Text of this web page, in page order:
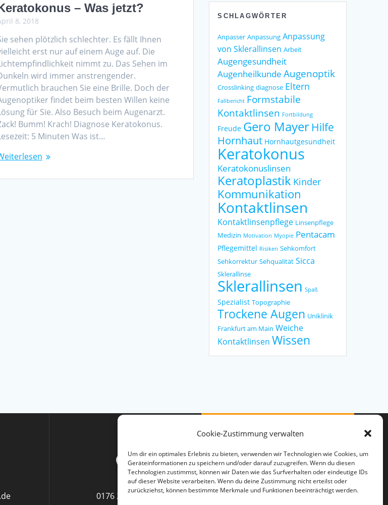
Cookie-Zustimmung verwalten
Um dir ein optimales Erlebnis zu bieten, verwenden wir Technologien wie Cookies, um
Geräteinformationen zu speichern und/oder darauf zuzugreifen. Wenn du diesen
Technologien zustimmst, können wir Daten wie das Surfverhalten oder eindeutige IDs
auf dieser Website verarbeiten. Wenn du deine Zustimmung nicht erteilst oder
zurückziehst, können bestimmte Merkmale und Funktionen beeinträchtigt werden.
– Was jetzt?
8, 2018
sehen plötzlich schlechter. Es fällt Ihnen
erst nur auf einem Auge auf. Die
nimmt zu. Das Sehen im
wird immer anstrengender.
brauchen Sie eine Brille. Doch der
findet beim besten Willen keine
für Sie. Also Besuch beim Augenarzt.
Bumm! Krach! Diagnose Keratokonus.
5 Minuten Was ist…
SCHLAGWÖRTER
Anpasser Anpassung Anpassung
von Sklerallinsen Arbeit
Augengesundheit
Augenheilkunde Augenoptik
Crosslinking diagnose Eltern
Fallbericht Formstabile
Kontaktlinsen Fortbildung
Freude Gero Mayer Hilfe
Hornhaut Hornhautgesundheit
Keratokonus
Keratokonuslinsen
Keratoplastik Kinder
Kommunikation
Kontaktlinsen
Kontaktlinsenpflege Linsenpflege
Medizin Motivation Myopie Pentacam
Pflegemittel Risiken Sehkomfort
Sehkorrektur Sehqualität Sicca
Sklerallinse
Sklerallinsen Spaß
Spezialist Topographie
Trockene Augen Uniklinik
Frankfurt am Main Weiche
Kontaktlinsen Wissen
0176 2285 6872
© 2026 Gero Mayer. WordPress
mit demMesmerize-Theme